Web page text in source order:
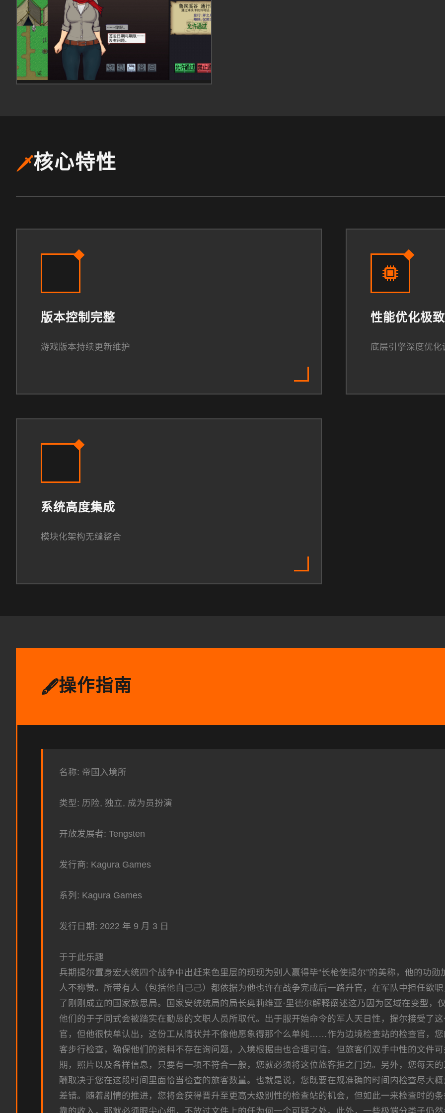
🗡️核心特性
版本控制完整
游戏版本持续更新维护
性能优化极致
底层引擎深度优化
系统高度集成
模块化架构无缝整合
🖋️操作指南
名称: 帝国入境所
类型: 历险, 独立, 成为员扮演
开放发展者: Tengsten
发行商: Kagura Games
系列: Kagura Games
发行日期: 2022 年 9 月 3 日
于于此乐趣
兵期提尔置身宏大统四个战争中出赶来色里层的现现为别人赢得毕“长枪使提尔”的美称，他的功
人不称赞。所带有人（包括他自己己）都依据为他也许在战争完成后一路升官，在军队中担任欲
了刚刚成立的国家放思局。国家安统统局的局长奥莉维亚·里德尔解释阐述这乃因为区域在变型，
他们的于子同式会被踏实在勤恳的文职人员所取代。出于服开始命令的军人天日性，提尔接受了
官，但他很快单认出，这份工从情状并不像他愿象得那个么单纯……作为边境检查站的检查官，
客步行检查，确保他们的资料不存在询问题，入境根据由也合理可信。但旅客们双手中性的文件
期，照片以及各样信息，只要有一项不符合一般，您就必须将这位旅客拒之门边。另外，您每天
酬取决于您在这段时间里面恰当检查的旅客数量。也就是说，您既要在规准确的时间内检查尽大
差错。随着剧情的推进，您将会获得晋升至更高大级别性的检查站的机会，但如此一来检查时的
靠的收入，那就必须眼尖心细，不放过文件上的任为何一个可疑之处。此外，一些极端分类子仍